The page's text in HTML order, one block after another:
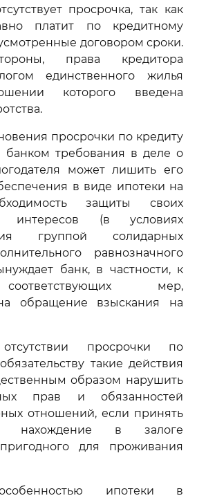
просрочка, так как
платит по кредитному
договором сроки.
права кредитора
единственного жилья
которого введена
просрочки по кредиту
банком требования в деле о
может лишить его
в виде ипотеки на
защиты своих
интересов (в условиях
группой солидарных
равнозначного
банк, в частности, к
мер,
обращение взыскания на
просрочки по
такие действия
образом нарушить
прав и обязанностей
отношений, если принять
нахождение в залоге
для проживания
ипотеки в